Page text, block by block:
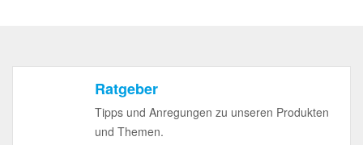
Ratgeber
Tipps und Anregungen zu unseren Produkten
und Themen.